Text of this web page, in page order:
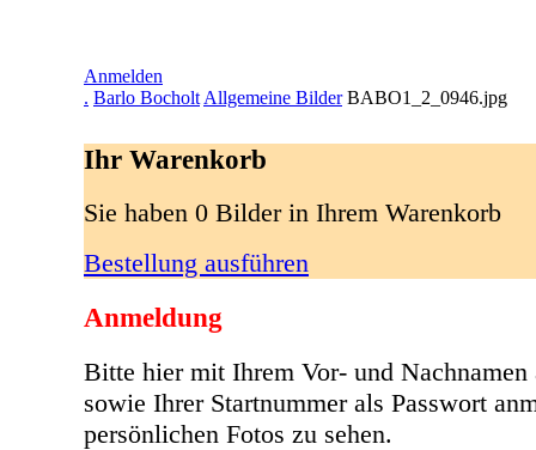
Anmelden
. Barlo Bocholt Allgemeine Bilder BABO1_2_0946.jpg
Ihr Warenkorb
Sie haben 0 Bilder in Ihrem Warenkorb
Bestellung ausführen
Anmeldung
Bitte hier mit Ihrem Vor- und Nachnamen
sowie Ihrer Startnummer als Passwort
persönlichen Fotos zu sehen.